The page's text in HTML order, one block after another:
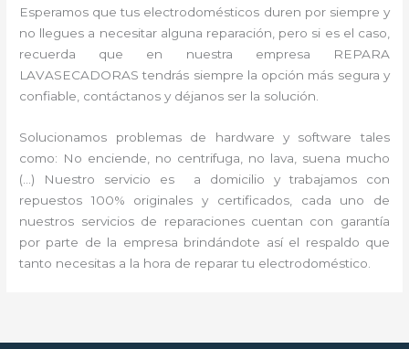
Esperamos que tus electrodomésticos duren por siempre y
no llegues a necesitar alguna reparación, pero si es el caso,
recuerda que en nuestra empresa REPARA
LAVASECADORAS tendrás siempre la opción más segura y
confiable, contáctanos y déjanos ser la solución.
Solucionamos problemas de hardware y software tales
como: No enciende, no centrifuga, no lava, suena mucho
(…) Nuestro servicio es a domicilio y trabajamos con
repuestos 100% originales y certificados, cada uno de
nuestros servicios de reparaciones cuentan con garantía
por parte de la empresa brindándote así el respaldo que
tanto necesitas a la hora de reparar tu electrodoméstico.